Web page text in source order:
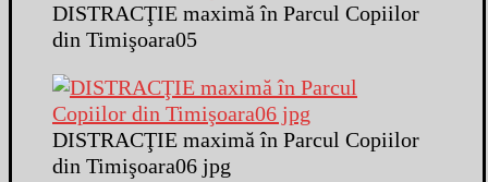
DISTRACŢIE maximă în Parcul Copiilor
din Timişoara05
DISTRACŢIE maximă în Parcul Copiilor
din Timişoara06 jpg